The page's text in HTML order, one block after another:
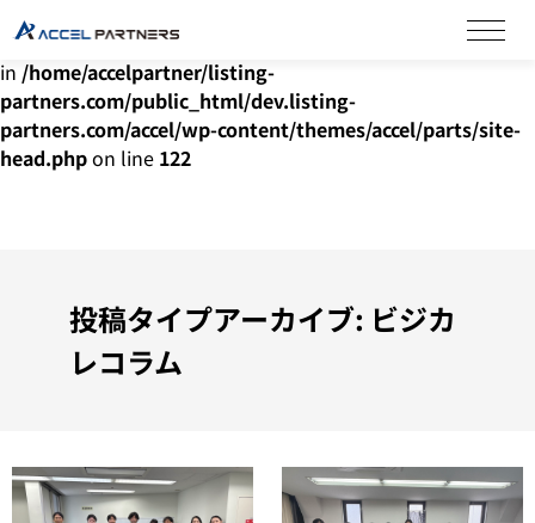
Warning: Undefined array key "HTTP_ACCEPT_LANGUAGE"
in /home/accelpartner/listing-
partners.com/public_html/dev.listing-
partners.com/accel/wp-content/themes/accel/parts/site-
head.phpon line 122
投稿タイプアーカイブ: ビジカ
レコラム